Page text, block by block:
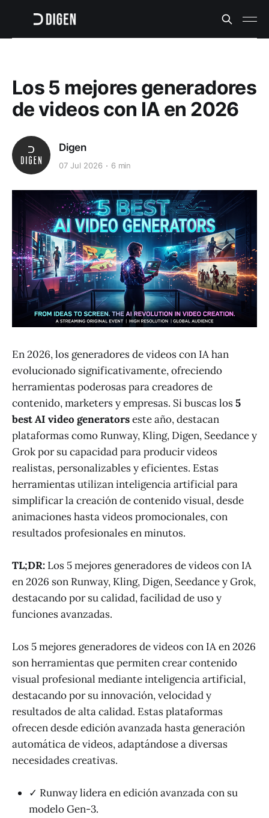
Los 5 mejores generadores
de videos con IA en 2026
Digen
07 Jul 2026 6 min
En 2026, los generadores de videos con IA han
evolucionado significativamente, ofreciendo
herramientas poderosas para creadores de
contenido, marketers y empresas. Si buscas los5
best AI video generatorseste año, destacan
plataformas como Runway, Kling, Digen, Seedance y
Grok por su capacidad para producir videos
realistas, personalizables y eficientes. Estas
herramientas utilizan inteligencia artificial para
simplificar la creación de contenido visual, desde
animaciones hasta videos promocionales, con
resultados profesionales en minutos.
TL;DR: Los 5 mejores generadores de videos con IA
en 2026 son Runway, Kling, Digen, Seedance y Grok,
destacando por su calidad, facilidad de uso y
funciones avanzadas.
Los 5 mejores generadores de videos con IA en 2026
son herramientas que permiten crear contenido
visual profesional mediante inteligencia artificial,
destacando por su innovación, velocidad y
resultados de alta calidad. Estas plataformas
ofrecen desde edición avanzada hasta generación
automática de videos, adaptándose a diversas
necesidades creativas.
✓ Runway lidera en edición avanzada con su
modelo Gen-3.